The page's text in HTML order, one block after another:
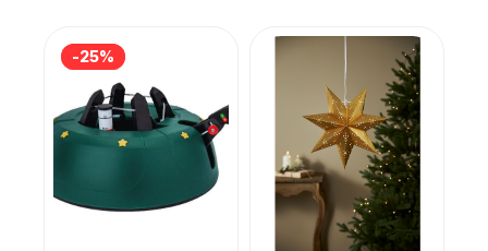
-25%
-25%